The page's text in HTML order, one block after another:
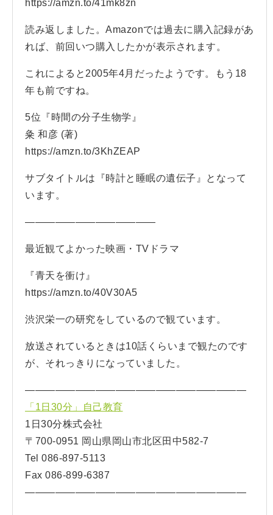
https://amzn.to/41mk8zn
読み返しました。Amazonでは過去に購入記録があ
れば、前回いつ購入したかが表示されます。
これによると2005年4月だったようです。もう18
年も前ですね。
5位『時間の分子生物学』
粂 和彦 (著)
https://amzn.to/3KhZEAP
サブタイトルは『時計と睡眠の遺伝子』となって
います。
—————————————
最近観てよかった映画・TVドラマ
『青天を衝け』
https://amzn.to/40V30A5
渋沢栄一の研究をしているので観ています。
放送されているときは10話くらいまで観たのです
が、それっきりになっていました。
——————————————————————
「1日30分」自己教育
1日30分株式会社
〒700-0951 岡山県岡山市北区田中582-7
Tel 086-897-5113
Fax 086-899-6387
——————————————————————